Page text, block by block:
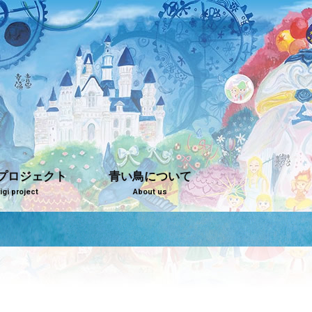
ロジェクト
project
青い鳥について
About us